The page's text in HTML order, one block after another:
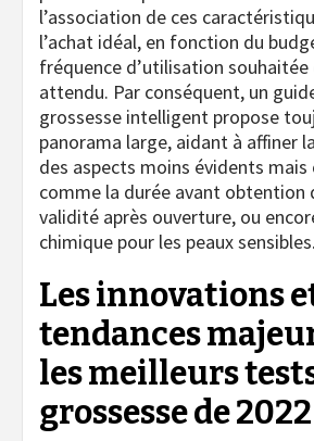
l’association de ces
l’achat idéal, en fonction du
fréquence d’utilisation
attendu. Par conséquent, un
grossesse intelligent propose
panorama large, aidant à affiner
des aspects moins évidents mais
comme la durée avant obtention
validité après ouverture, ou
chimique pour les peaux sensibles.
Les innovations
tendances
les meilleurs
grossesse de 2022